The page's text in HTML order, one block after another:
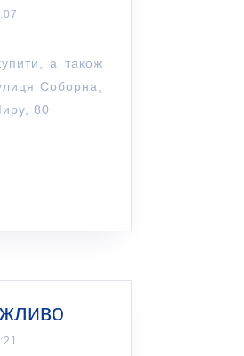
а також
Соборна,
80